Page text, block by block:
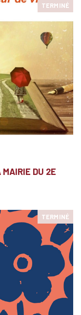
TERMINÉ
MAIRIE DU 2E
TERMINÉ